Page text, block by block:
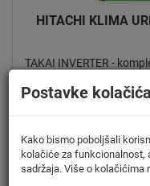
HITACHI KLIMA
TAKAI INVERTER -
Snaga hlađenja Snaga
Postavke kolačića
Kako bismo poboljšali
kolačiće za funkcionalnost,
sadržaja. Više o kolačićima